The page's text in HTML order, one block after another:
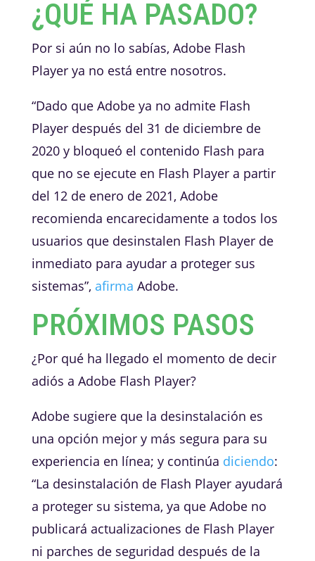
¿QUÉ HA PASADO?
Por si aún no lo sabías, Adobe Flash
Player ya no está entre nosotros.
“Dado que Adobe ya no admite Flash
Player después del 31 de diciembre de
2020 y bloqueó el contenido Flash para
que no se ejecute en Flash Player a partir
del 12 de enero de 2021, Adobe
recomienda encarecidamente a todos los
usuarios que desinstalen Flash Player de
inmediato para ayudar a proteger sus
sistemas”, afirma Adobe.
PRÓXIMOS PASOS
¿Por qué ha llegado el momento de decir
adiós a Adobe Flash Player?
Adobe sugiere que la desinstalación es
una opción mejor y más segura para su
experiencia en línea; y continúa diciendo:
“La desinstalación de Flash Player ayudará
a proteger su sistema, ya que Adobe no
publicará actualizaciones de Flash Player
ni parches de seguridad después de la